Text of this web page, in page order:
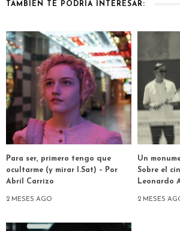
TAMBIÉN TE PODRÍA INTERESAR:
Para ser, primero tengo que
ocultarme (y mirar I.Sat) – Por
Abril Carrizo
2 MESES AGO
Un
Sobre el
Leonardo
2 MESES